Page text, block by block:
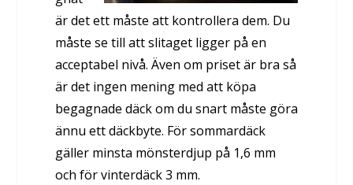
är det ett måste att kontrollera dem. Du
måste se till att slitaget ligger på en
acceptabel nivå. Även om priset är bra så
är det ingen mening med att köpa
begagnade däck om du snart måste göra
ännu ett däckbyte. För sommardäck
gäller minsta mönsterdjup på 1,6 mm
och för vinterdäck 3 mm.